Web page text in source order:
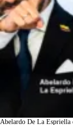
Abelardo De La Espriella